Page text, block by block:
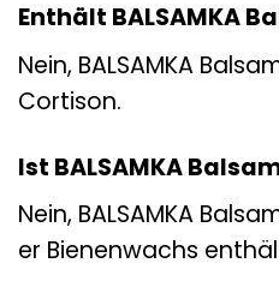
Enthält BALSAMKA
Nein, BALSAMKA
Cortison.
Ist BALSAMKA
Nein, BALSAMKA
er Bienenwachs